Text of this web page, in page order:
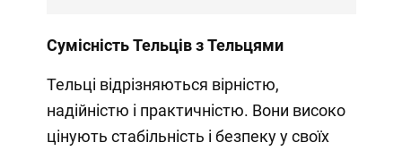
Сумісність Тельців з Тельцями
Тельці відрізняються вірністю,
надійністю і практичністю. Вони високо
цінують стабільність і безпеку у своїх